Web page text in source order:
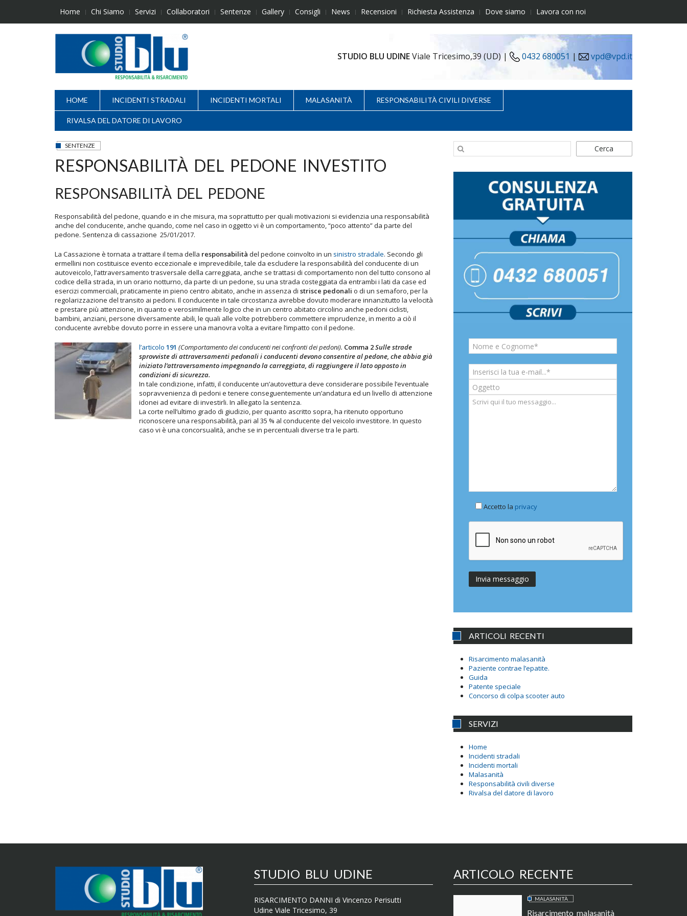
content
Home Chi Siamo Servizi Collaboratori Sentenze Gallery Consigli News Recensioni Richiesta Assistenza Dove siamo Lavora con noi
STUDIO BLU UDINEViale Tricesimo,39 (UD) | 0432 680051 | vpd@vpd.it
HOME INCIDENTI STRADALI INCIDENTI MORTALI MALASANITÀ RESPONSABILITÀ CIVILI DIVERSE
RIVALSA DEL DATORE DI LAVORO
SENTENZE
RESPONSABILITÀ DEL PEDONE INVESTITO
RESPONSABILITÀ DEL PEDONE
Responsabilità del pedone, quando e in che misura, ma soprattutto per quali motivazioni si evidenzia una responsabilità
anche del conducente, anche quando, come nel caso in oggetto vi è un comportamento, “poco attento” da parte del
pedone. Sentenza di cassazione 25/01/2017.
La Cassazione è tornata a trattare il tema della responsabilità del pedone coinvolto in un sinistro stradale. Secondo gli
ermellini non costituisce evento eccezionale e imprevedibile, tale da escludere la responsabilità del conducente di un
autoveicolo, l’attraversamento trasversale della carreggiata, anche se trattasi di comportamento non del tutto consono al
codice della strada, in un orario notturno, da parte di un pedone, su una strada costeggiata da entrambi i lati da case ed
esercizi commerciali, praticamente in pieno centro abitato, anche in assenza di strisce pedonali o di un semaforo, per la
regolarizzazione del transito ai pedoni. Il conducente in tale circostanza avrebbe dovuto moderare innanzitutto la velocità
e prestare più attenzione, in quanto e verosimilmente logico che in un centro abitato circolino anche pedoni ciclisti,
bambini, anziani, persone diversamente abili, le quali alle volte potrebbero commettere imprudenze, in merito a ciò il
conducente avrebbe dovuto porre in essere una manovra volta a evitare l’impatto con il pedone.
l’articolo 191 (Comportamento dei conducenti nei confronti dei pedoni). Comma 2Sulle strade
sprovviste di attraversamenti pedonali i conducenti devono consentire al pedone, che abbia già
iniziato l’attraversamento impegnando la carreggiata, di raggiungere il lato opposto in
condizioni di sicurezza.
In tale condizione, infatti, il conducente un’autovettura deve considerare possibile l’eventuale
sopravvenienza di pedoni e tenere conseguentemente un’andatura ed un livello di attenzione
idonei ad evitare di investirli. In allegato la sentenza.
La corte nell’ultimo grado di giudizio, per quanto ascritto sopra, ha ritenuto opportuno
riconoscere una responsabilità, pari al 35 % al conducente del veicolo investitore. In questo
caso vi è una concorsualità, anche se in percentuali diverse tra le parti.
Cerca
Accetto la privacy
ARTICOLI RECENTI
Risarcimento malasanità
Paziente contrae l’epatite.
Guida
Patente speciale
Concorso di colpa scooter auto
SERVIZI
Home
Incidenti stradali
Incidenti mortali
Malasanità
Responsabilità civili diverse
Rivalsa del datore di lavoro
STUDIO BLU UDINE
RISARCIMENTO DANNI di Vincenzo Perisutti
Udine Viale Tricesimo, 39
ARTICOLO RECENTE
MALASANITÀ
Risarcimento malasanità